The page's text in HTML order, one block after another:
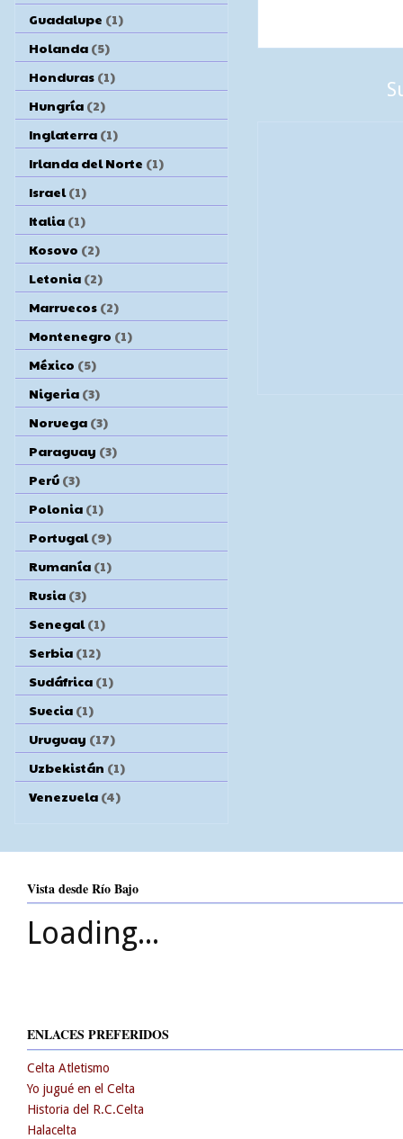
Guadalupe (1)
Holanda (5)
Honduras (1)
Hungría (2)
Inglaterra (1)
Irlanda del Norte (1)
Israel (1)
Italia (1)
Kosovo (2)
Letonia (2)
Marruecos (2)
Montenegro (1)
México (5)
Nigeria (3)
Noruega (3)
Paraguay (3)
Perú (3)
Polonia (1)
Portugal (9)
Rumanía (1)
Rusia (3)
Senegal (1)
Serbia (12)
Sudáfrica (1)
Suecia (1)
Uruguay (17)
Uzbekistán (1)
Venezuela (4)
Vista desde Río Bajo
Loading...
ENLACES PREFERIDOS
Celta Atletismo
Yo jugué en el Celta
Historia del R.C.Celta
Halacelta